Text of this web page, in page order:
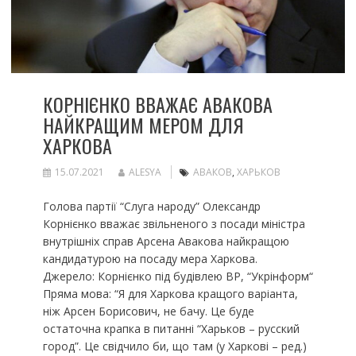
КОРНІЄНКО ВВАЖАЄ АВАКОВА
НАЙКРАЩИМ МЕРОМ ДЛЯ
ХАРКОВА
15.07.2021 ALESYA АВАКОВ, ХАРЬКОВ
Голова партії “Слуга народу” Олександр
Корнієнко вважає звільненого з посади міністра
внутрішніх справ Арсена Авакова найкращою
кандидатурою на посаду мера Харкова.
Джерело: Корнієнко під будівлею ВР, “Укрінформ“
Пряма мова: “Я для Харкова кращого варіанта,
ніж Арсен Борисович, не бачу. Це буде
остаточна крапка в питанні “Харьков – русский
город”. Це свідчило би, що там (у Харкові – ред.)